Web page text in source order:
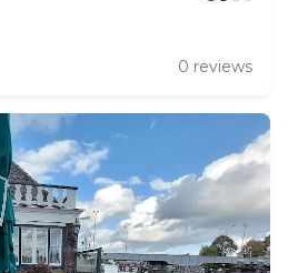
0 reviews